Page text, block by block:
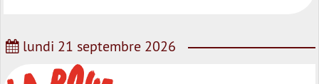
lundi 21 septembre 2026